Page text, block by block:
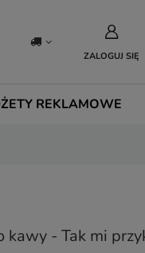
ZALOGUJ SIĘ
REKLAMOWE
kawy - Tak mi